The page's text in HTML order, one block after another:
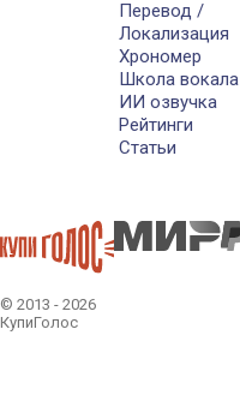
Перевод /
Локализация
Хрономер
Школа вокала
ИИ озвучка
Рейтинги
Статьи
© 2013 - 2026
КупиГолос